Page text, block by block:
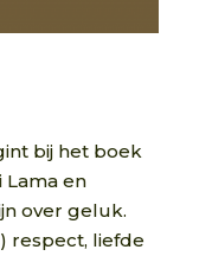
bij het boek
Lama en
over geluk.
respect, liefde